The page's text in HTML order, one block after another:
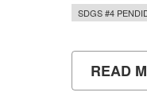
SDGS #4
READ